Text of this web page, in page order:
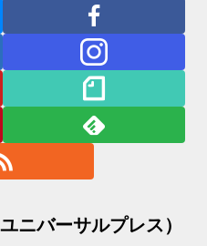
ニバーサルプレス）